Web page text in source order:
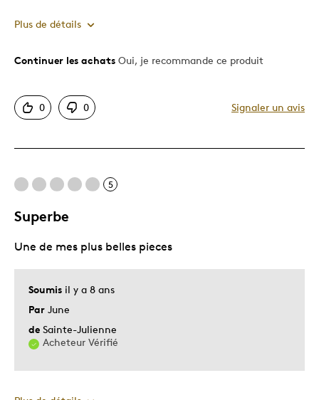
Plus de détails
Le pour
Original
Occasion spéciale
Continuer les achats Oui, je recommande ce produit
0 0 Signaler un avis
5
Superbe
Soumis il y a 8 ans
Par June
de Sainte-Julienne
Acheteur Vérifié
Une de mes plus belles pieces